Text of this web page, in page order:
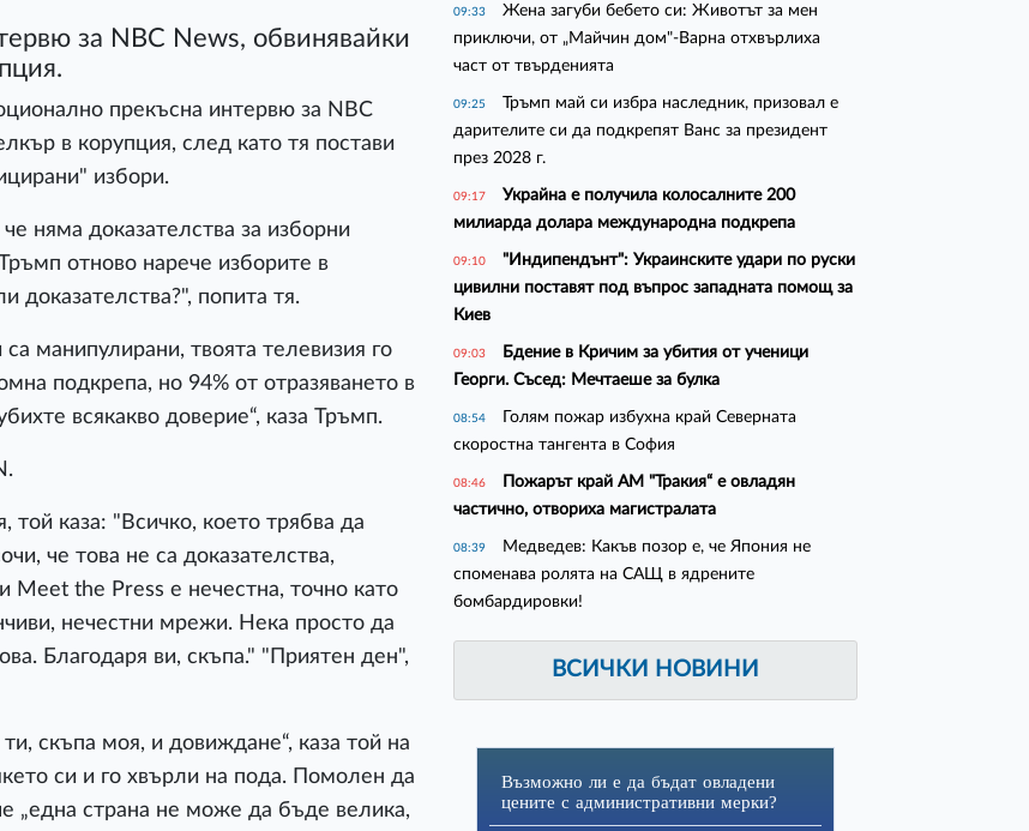
за NBC News, обвинявайки
прекъсна интервю за NBC
в корупция, след като тя постави
избори.
няма доказателства за изборни
отново нарече изборите в
попита тя.
манипулирани, твоята телевизия го
подкрепа, но 94% от отразяването в
всякакво доверие“, каза Тръмп.
той каза: "Всичко, което трябва да
че това не са доказателства,
Meet the Press е нечестна, точно като
нечестни мрежи. Нека просто да
Благодаря ви, скъпа." "Приятен ден",
скъпа моя, и довиждане“, каза той на
си и го хвърли на пода. Помолен да
„една страна не може да бъде велика,
09:33
Жена загуби бебето си: Животът за мен
приключи, от „Майчин дом"-Варна отхвърлиха
част от твърденията
09:25
Тръмп май си избра наследник, призовал е
дарителите си да подкрепят Ванс за президент
през 2028 г.
09:17
Украйна е получила колосалните 200
милиарда долара международна подкрепа
09:10
"Индипендънт": Украинските удари по руски
цивилни поставят под въпрос западната помощ за
Киев
09:03
Бдение в Кричим за убития от ученици
Георги. Съсед: Мечтаеше за булка
08:54
Голям пожар избухна край Северната
скоростна тангента в София
08:46
Пожарът край АМ "Тракия“ е овладян
частично, отвориха магистралата
08:39
Медведев: Какъв позор е, че Япония не
споменава ролята на САЩ в ядрените
бомбардировки!
ВСИЧКИ НОВИНИ